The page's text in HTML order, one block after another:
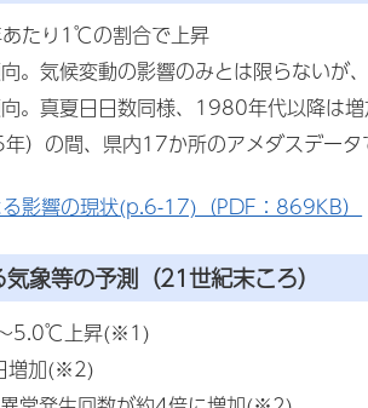
たり1℃の割合で上昇
。気候変動の影響のみとは限らないが
。真夏日日数同様、1980年代以降は増
の間、県内17か所のアメダスデー
影響の現状(p.6-17)（PDF：869KB）
象等の予測（21世紀末ころ）
5.0℃上昇(※1)
増加(※2)